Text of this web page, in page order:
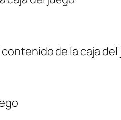
de la caja del